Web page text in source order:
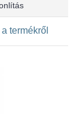
termékről